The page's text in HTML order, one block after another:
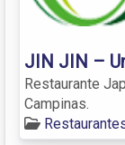
JIN JIN –
Restaurante
Campinas.